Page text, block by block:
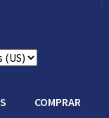
COMPRAR